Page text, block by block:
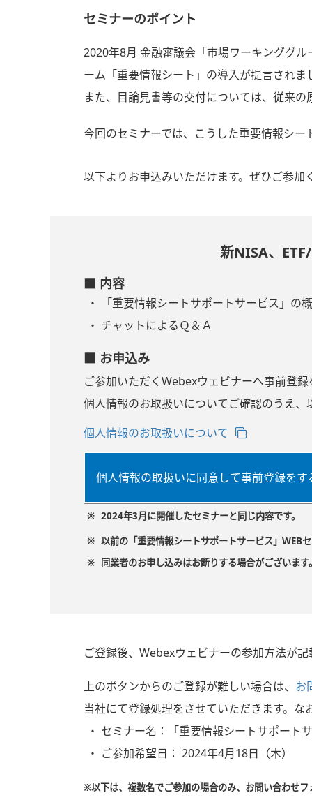
セミナーのポイント
2020年8月 金融審議会「市場ワーキンググ
ーム「重要情報シート」の導入が提言されま
また、目論見書等の交付については、従来
今回のセミナーでは、こうした重要情報シー
以下よりお申込みいただけます。ぜひご参加
新NISA、
■ 内容
「重要情報シートサポートサービス」の
チャットによるＱ＆Ａ
■ お申込み
ご参加いただくWebexウェビナーへ事前登録
個人情報のお取扱いについてご確認のうえ、
個人情報のお取扱いについて
個人情報の取扱いに同意して事前登録をす
※ 2024年3月に開催したセミナーと同じ内容です。
※ 以前の「重要情報シートサポートサービス」WEB
※ 同業者のお申し込みはお断りする場合がございます。
ご登録後、Webexウェビナーの参加方法が記
上のボタンからのご登録が難しい場合は、 お
当社にて登録処理をさせていただきます。な
セミナー名：「重要情報シートサポート
ご参加希望日： 2024年4月18日（木）
※以下は、複数名でご参加の場合のみ、お問い合わせフ